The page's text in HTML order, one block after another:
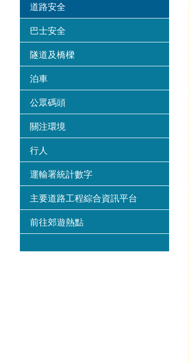
道路安全
巴士安全
隧道及橋樑
泊車
公眾碼頭
關注環境
行人
運輸署統計數字
主要道路工程綜合資訊平台
前往郊遊熱點